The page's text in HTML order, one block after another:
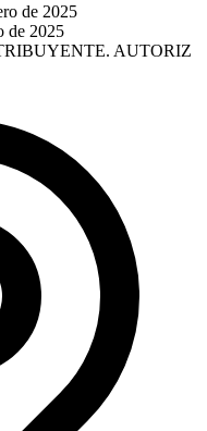
de 2025
de 2025
AUTORIZ